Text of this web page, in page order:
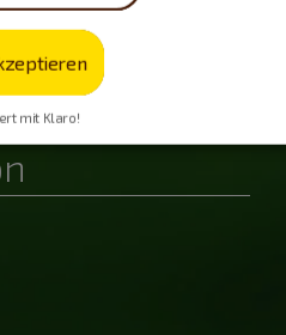
mit Klaro!